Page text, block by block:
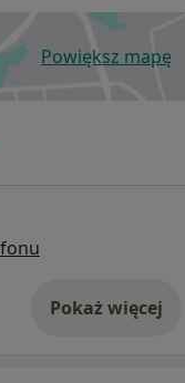
Powiększ mapę
otwiera
Pokaż więcej
o adresie